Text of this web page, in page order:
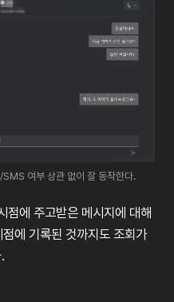
여부 상관 없이 잘 동작한다.
점에 주고받은 메시지에 대해
점에 기록된 것까지도 조회가
.